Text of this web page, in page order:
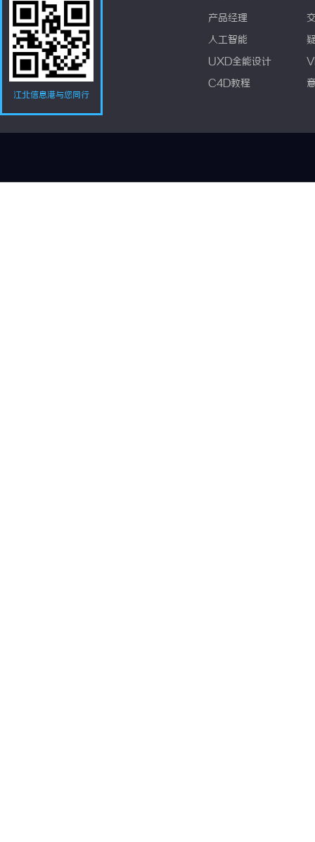
江北信息港与您同行
产品经理
人工智能
UXD全能设计
C4D教程